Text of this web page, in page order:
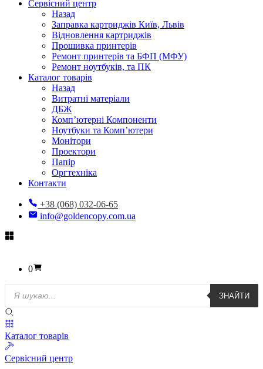
Сервісний центр
Назад
Заправка картриджів Київ, Львів
Відновлення картриджів
Прошивка принтерів
Ремонт принтерів та БФП (МФУ)
Ремонт ноутбуків, та ПК
Каталог товарів
Назад
Витратні матеріали
ДБЖ
Комп’ютерні Компоненти
Ноутбуки та Комп’ютери
Монітори
Проектори
Папір
Оргтехніка
Контакти
+38 (068) 032-06-65
info@goldencopy.com.ua
0
Пошук
товарів
ЗНАЙТИ
Каталог товарів
Сервісний центр